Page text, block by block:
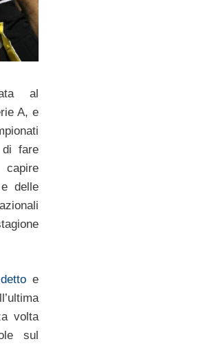
al
A, e
di fare
delle
detto e
volta
sul